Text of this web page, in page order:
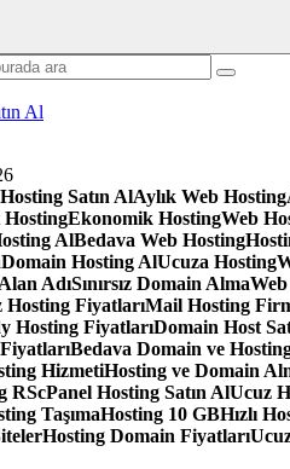
Al
Satın AlAylık Web Hosting
Ekonomik HostingWeb
AlBedava Web Hosting
Domain Hosting AlUcuza Hosting
AdıSınırsız Domain Alma
Hosting FiyatlarıMail Hosting
Hosting FiyatlarıDomain Host
Bedava Domain ve
HizmetiHosting ve Domain
RScPanel Hosting Satın AlUcuz
TaşımaHosting 10 GBHızlı
Hosting Domain Fiyatları